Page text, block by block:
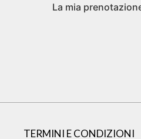
La mia
TERMINI E CONDIZIONI